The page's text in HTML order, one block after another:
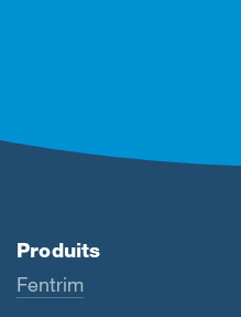
Produits
Fentrim